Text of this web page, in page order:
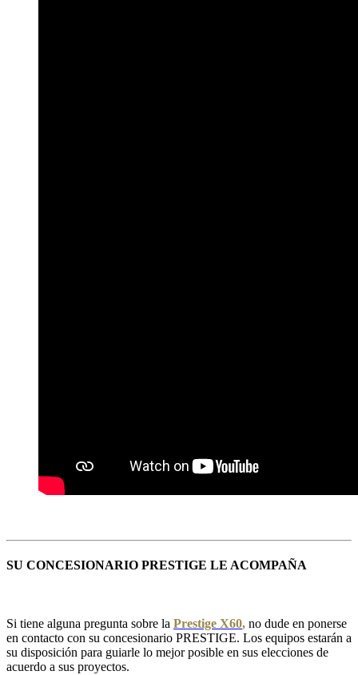
SU CONCESIONARIO PRESTIGE LE ACOMPAÑA
Si tiene alguna pregunta sobre la Prestige X60, no dude en ponerse
en contacto con su concesionario PRESTIGE. Los equipos estarán a
su disposición para guiarle lo mejor posible en sus elecciones de
acuerdo a sus proyectos.